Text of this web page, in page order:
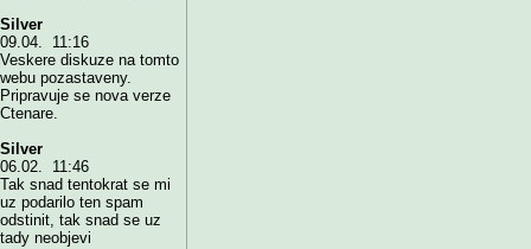
Silver
09.04. 11:16
Veskere diskuze na tomto
webu pozastaveny.
Pripravuje se nova verze
Ctenare.
Silver
06.02. 11:46
Tak snad tentokrat se mi
uz podarilo ten spam
odstinit, tak snad se uz
tady neobjevi